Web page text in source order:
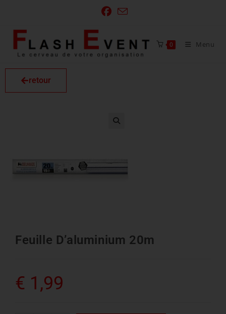
0 Menu
retour
Feuille D’aluminium 20m
€ 1,99